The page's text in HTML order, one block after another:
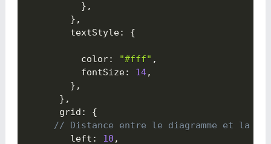
} ,
} ,
        textStyle
: {
          color
: "#fff" ,
          fontSize
: 14,
} ,
} ,
      grid
:
{
// Distance entre le diagramme et la
        left
: 10 ,